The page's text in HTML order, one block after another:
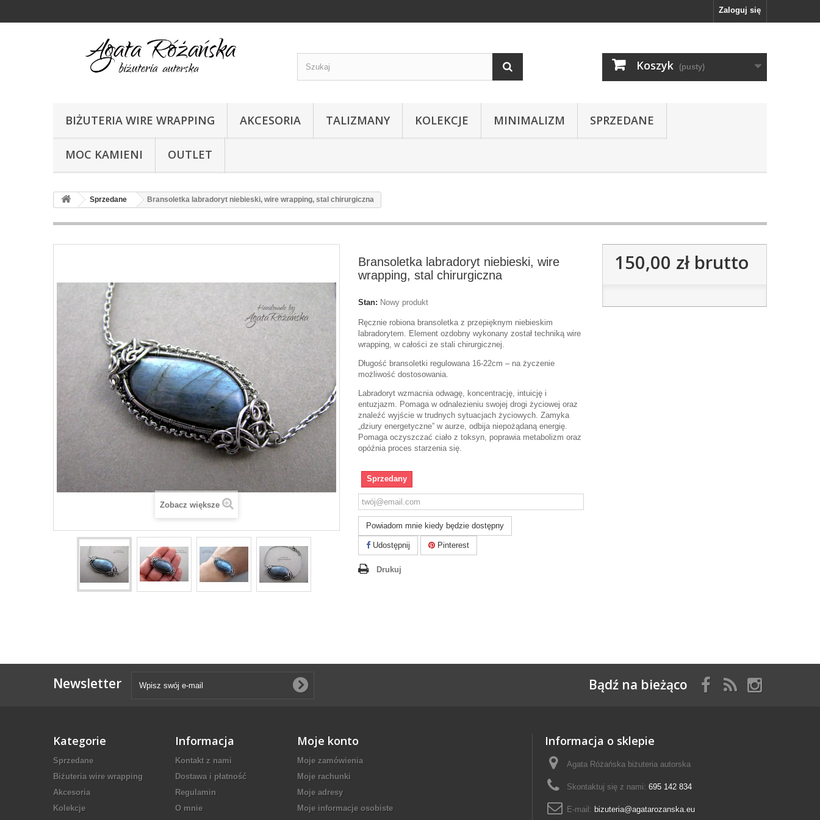
Zaloguj się
Koszyk (pusty)
BIŻUTERIA WIRE WRAPPING AKCESORIA TALIZMANY KOLEKCJE MINIMALIZM SPRZEDANE
MOC KAMIENI OUTLET
Sprzedane Bransoletka labradoryt niebieski, wire wrapping, stal chirurgiczna
Zobacz większe
Bransoletka labradoryt niebieski, wire
wrapping, stal chirurgiczna
Stan: Nowy produkt
Ręcznie robiona bransoletka z przepięknym niebieskim
labradorytem. Element ozdobny wykonany został techniką wire
wrapping, w całości ze stali chirurgicznej.
Długość bransoletki regulowana 16-22cm – na życzenie
możliwość dostosowania.
Labradoryt wzmacnia odwagę, koncentrację, intuicję i
entuzjazm. Pomaga w odnalezieniu swojej drogi życiowej oraz
znaleźć wyjście w trudnych sytuacjach życiowych. Zamyka
„dziury energetyczne” w aurze, odbija niepożądaną energię.
Pomaga oczyszczać ciało z toksyn, poprawia metabolizm oraz
opóźnia proces starzenia się.
Sprzedany
Powiadom mnie kiedy będzie dostępny
Udostępnij Pinterest
Drukuj
150,00 złbrutto
Newsletter Bądź na bieżąco
Kategorie
Sprzedane
Biżuteria wire wrapping
Akcesoria
Kolekcje
Informacja
Kontakt z nami
Dostawa i płatność
Regulamin
O mnie
Moje konto
Moje zamówienia
Moje rachunki
Moje adresy
Moje informacje osobiste
Informacja o sklepie
Agata Różańska biżuteria autorska
Skontaktuj się z nami: 695 142 834
E-mail: bizuteria@agatarozanska.eu